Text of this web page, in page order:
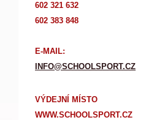
602 321 632
602 383 848
E-MAIL:
INFO@SCHOOLSPORT.CZ
VÝDEJNÍ MÍSTO
WWW.SCHOOLSPORT.CZ